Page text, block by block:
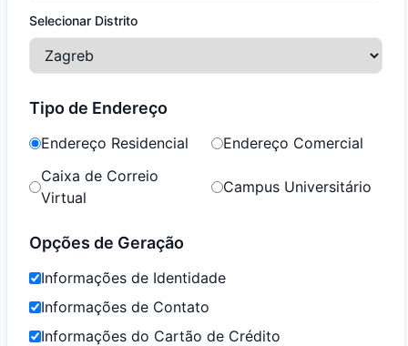
Selecionar Distrito
Tipo de Endereço
Endereço Residencial
Endereço Comercial
Caixa de Correio
Virtual
Campus Universitário
Opções de Geração
Informações de Identidade
Informações de Contato
Informações do Cartão de Crédito